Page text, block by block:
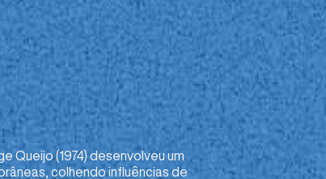
Queijo (1974) desenvolveu um
colhendo influências de